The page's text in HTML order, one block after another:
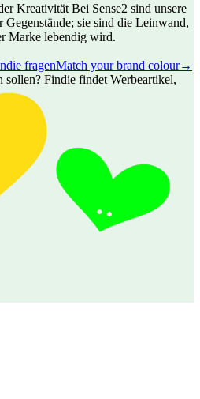
Kreativität Bei Sense2 sind unsere
sie sind die Leinwand,
Marke lebendig wird.
fragenMatch your brand colour→
sollen? Findie findet Werbeartikel,